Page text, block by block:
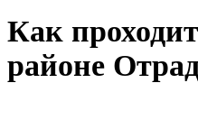
Как
районе